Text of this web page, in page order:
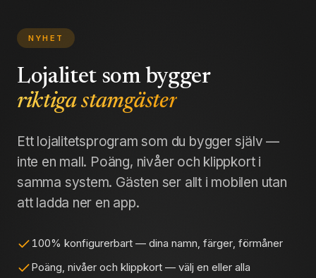
NYHET
Lojalitet som bygger
riktiga stamgäster
Ett lojalitetsprogram som du bygger själv —
inte en mall. Poäng, nivåer och klippkort i
samma system. Gästen ser allt i mobilen utan
att ladda ner en app.
100% konfigurerbart — dina namn, färger, förmåner
Poäng, nivåer och klippkort — välj en eller alla